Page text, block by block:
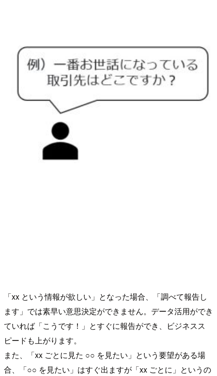
「xx という情報が欲しい」となった場合、「調べて報告し
ます」では素早い意思決定ができません。データ活用ができ
ていれば「こうです！」とすぐに報告ができ、ビジネスス
ピードも上がります。
また、「xx ごとに見た ○○ を見たい」という要望がある場
合、「○○ を見たい」はすぐ出ますが「xx ごとに」というの